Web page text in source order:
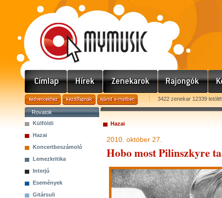
3422 zenekar 12339
Rovatok
Külföldi
Hazai
Koncertbeszámoló
Lemezkritika
Interjú
Események
Gitársuli
Hazai
2010. október 27.
Hobo most Pilinszkyre